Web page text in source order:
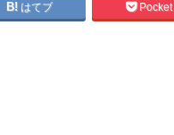
はてブ Pocket